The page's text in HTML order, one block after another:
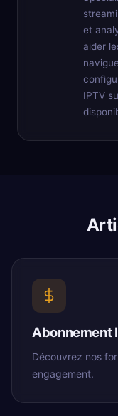
et
aider
IPTV
Abonnement
Découvrez nos
engagement.